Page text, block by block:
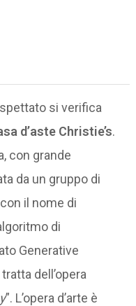
si verifica
d’aste Christie’s.
con grande
da un gruppo di
il nome di
di
Generative
dell’opera
”. L’opera d’arte è